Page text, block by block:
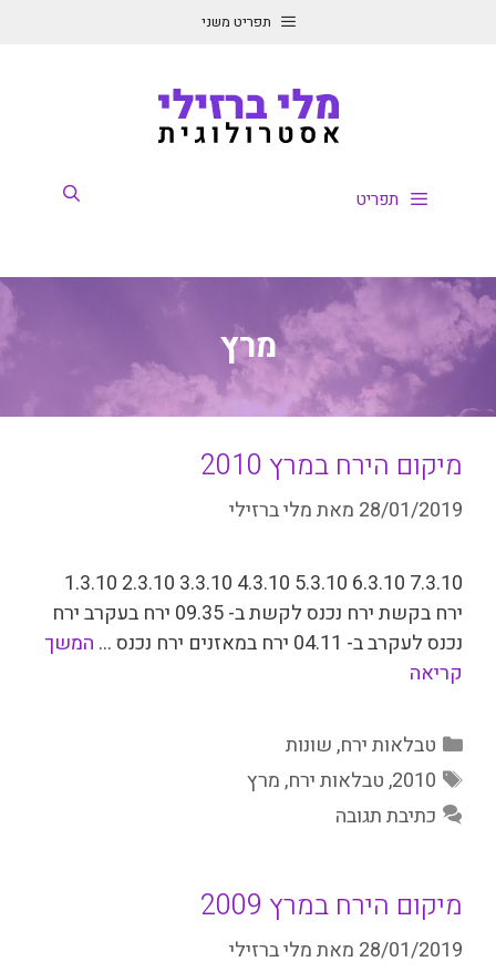
תפריט משני
תפריט
מרץ
מיקום הירח במרץ 2010
28/01/2019 מאתמלי ברזילי
7.3.10 6.3.10 5.3.10 4.3.10 3.3.10 2.3.10 1.3.10
ירח בקשת ירח נכנס לקשת ב- 09.35 ירח בעקרב ירח
נכנס לעקרב ב- 04.11 ירח במאזנים ירח נכנס …
המשך
קריאה
קטגוריות
טבלאות ירח,שונות
תגיות
2010
,טבלאות ירח,מרץ
כתיבת תגובה
מיקום הירח במרץ 2009
28/01/2019 מאתמלי ברזילי